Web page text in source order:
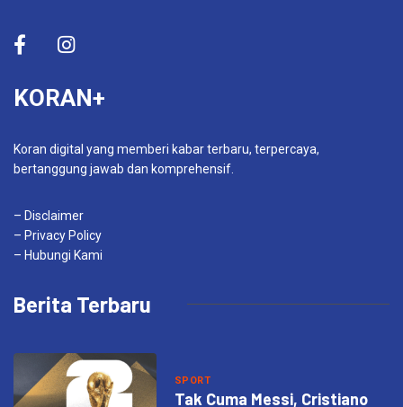
KORAN+
Koran digital yang memberi kabar terbaru, terpercaya,
bertanggung jawab dan komprehensif.
– Disclaimer
– Privacy Policy
– Hubungi Kami
Berita Terbaru
SPORT
Tak Cuma Messi, Cristiano